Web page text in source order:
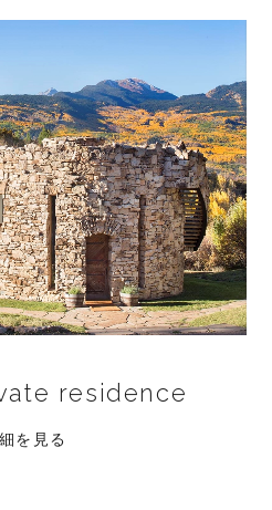
residence
を見る